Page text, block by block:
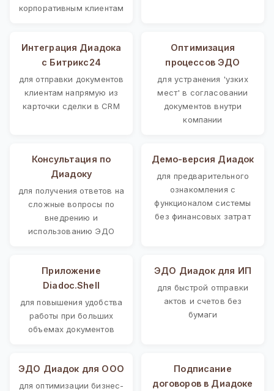
корпоративным клиентам
Интеграция Диадока
с Битрикс24
для отправки документов
клиентам напрямую из
карточки сделки в CRM
Оптимизация
процессов ЭДО
для устранения 'узких
мест' в согласовании
документов внутри
компании
Консультация по
Диадоку
для получения ответов на
сложные вопросы по
внедрению и
использованию ЭДО
Демо-версия Диадок
для предварительного
ознакомления с
функционалом системы
без финансовых затрат
Приложение
Diadoc.Shell
для повышения удобства
работы при больших
объемах документов
ЭДО Диадок для ИП
для быстрой отправки
актов и счетов без
бумаги
ЭДО Диадок для ООО
для оптимизации бизнес-
Подписание
договоров в Диадоке